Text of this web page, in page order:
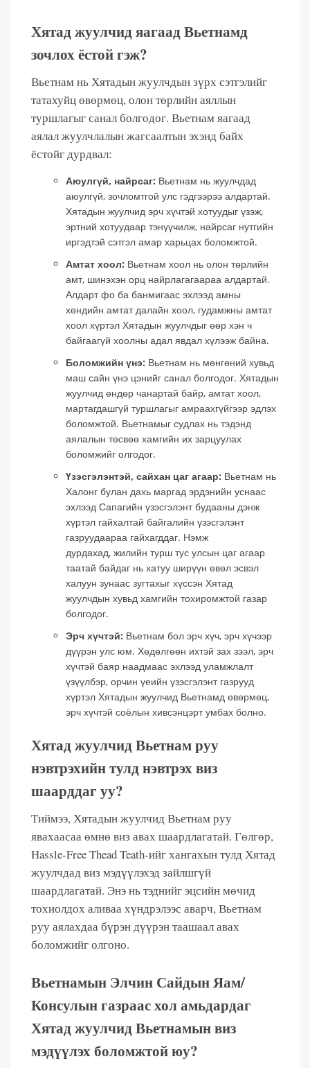
Хятад жуулчид яагаад Вьетнамд
зочлох ёстой гэж?
Вьетнам нь Хятадын жуулчдын зүрх сэтгэлийг
татахуйц өвөрмөц, олон төрлийн аяллын
туршлагыг санал болгодог. Вьетнам яагаад
аялал жуулчлалын жагсаалтын эхэнд байх
ёстойг дурдвал:
Аюулгүй, найрсаг: Вьетнам нь жуулчдад
аюулгүй, зочломтгой улс гэдгээрээ алдартай.
Хятадын жуулчид эрч хүчтэй хотуудыг үзэж,
эртний хотуудаар тэнүүчилж, найрсаг нутгийн
иргэдтэй сэтгэл амар харьцах боломжтой.
Амтат хоол: Вьетнам хоол нь олон төрлийн
амт, шинэхэн орц найрлагагаараа алдартай.
Алдарт фо ба банмигаас эхлээд амны
хөндийн амтат далайн хоол, гудамжны амтат
хоол хүртэл Хятадын жуулчдыг өөр хэн ч
байгаагүй хоолны адал явдал хүлээж байна.
Боломжийн үнэ: Вьетнам нь мөнгөний хувьд
маш сайн үнэ цэнийг санал болгодог. Хятадын
жуулчид өндөр чанартай байр, амтат хоол,
мартагдашгүй туршлагыг амраахгүйгээр эдлэх
боломжтой. Вьетнамыг судлах нь тэдэнд
аялалын төсвөө хамгийн их зарцуулах
боломжийг олгодог.
Үзэсгэлэнтэй, сайхан цаг агаар: Вьетнам нь
Халонг булан дахь маргад эрдэнийн уснаас
эхлээд Сапагийн үзэсгэлэнт будааны дэнж
хүртэл гайхалтай байгалийн үзэсгэлэнт
газруудаараа гайхагддаг. Нэмж
дурдахад, жилийн турш тус улсын цаг агаар
таатай байдаг нь хатуу ширүүн өвөл эсвэл
халуун зунаас зугтахыг хүссэн Хятад
жуулчдын хувьд хамгийн тохиромжтой газар
болгодог.
Эрч хүчтэй: Вьетнам бол эрч хүч, эрч хүчээр
дүүрэн улс юм. Хөдөлгөөн ихтэй зах зээл, эрч
хүчтэй баяр наадмаас эхлээд уламжлалт
үзүүлбэр, орчин үеийн үзэсгэлэнт газрууд
хүртэл Хятадын жуулчид Вьетнамд өвөрмөц,
эрч хүчтэй соёлын хивсэнцэрт умбах болно.
Хятад жуулчид Вьетнам руу
нэвтрэхийн тулд нэвтрэх виз
шаарддаг уу?
Тиймээ, Хятадын жуулчид Вьетнам руу
явахаасаа өмнө виз авах шаардлагатай. Гөлгөр,
Hassle-Free Thead Teath-ийг хангахын тулд Хятад
жуулчдад виз мэдүүлэхэд зайлшгүй
шаардлагатай. Энэ нь тэднийг эцсийн мөчид
тохиолдох аливаа хүндрэлээс аварч, Вьетнам
руу аялахдаа бүрэн дүүрэн таашаал авах
боломжийг олгоно.
Вьетнамын Элчин Сайдын Яам/
Консулын газраас хол амьдардаг
Хятад жуулчид Вьетнамын виз
мэдүүлэх боломжтой юу?